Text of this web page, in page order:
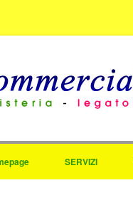
SERVIZI